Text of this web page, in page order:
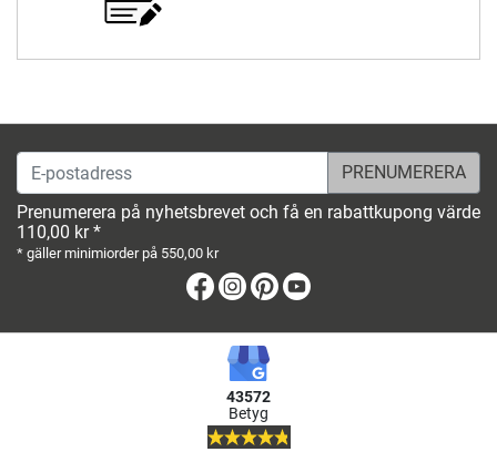
E-postadress
Prenumerera på nyhetsbrevet och få en rabattkupong värde
110,00 kr *
* gäller minimiorder på 550,00 kr
Facebook
Instagram
Pinterest
43572
Betyg